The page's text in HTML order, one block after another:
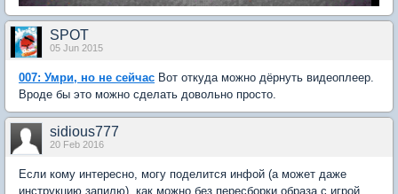
SPOT
05 Jun 2015
007: Умри, но не сейчас Вот откуда можно дёрнуть видеоплеер.
Вроде бы это можно сделать довольно просто.
sidious777
20 Feb 2016
Если кому интересно, могу поделится инфой (а может даже
инструкцию запилю), как можно без пересборки образа с игрой